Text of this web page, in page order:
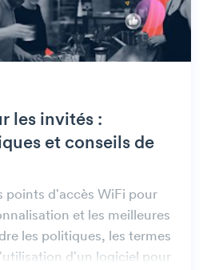
les invités :
et conseils de
points d'accès WiFi pour
et les meilleures
les politiques, les termes
d'un logiciel pour